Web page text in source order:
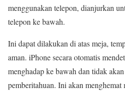
menggunakan telepon, dianjurkan
telepon ke bawah.
Ini dapat dilakukan di atas meja,
aman. iPhone secara otomatis
menghadap ke bawah dan tidak
pemberitahuan. Ini akan menghemat